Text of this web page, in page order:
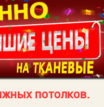
потолков.